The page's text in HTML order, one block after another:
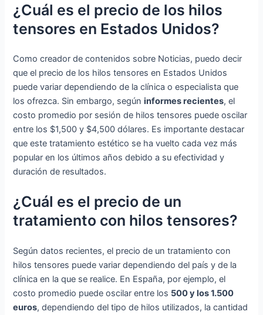
¿Cuál es el precio de los hilos
tensores en Estados Unidos?
Como creador de contenidos sobre Noticias, puedo decir
que el precio de los hilos tensores en Estados Unidos
puede variar dependiendo de la clínica o especialista que
los ofrezca. Sin embargo, segúninformes recientes, el
costo promedio por sesión de hilos tensores puede oscilar
entre los $1,500 y $4,500 dólares. Es importante destacar
que este tratamiento estético se ha vuelto cada vez más
popular en los últimos años debido a su efectividad y
duración de resultados.
¿Cuál es el precio de un
tratamiento con hilos tensores?
Según datos recientes, el precio de un tratamiento con
hilos tensores puede variar dependiendo del país y de la
clínica en la que se realice. En España, por ejemplo, el
costo promedio puede oscilar entre los 500 y los 1.500
euros, dependiendo del tipo de hilos utilizados, la cantidad